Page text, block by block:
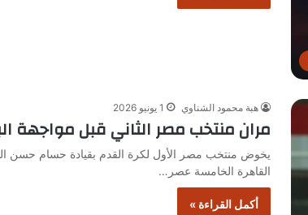
هبة محمود الشناوي 1 يونيو 2026
مران منتخب مصر الثاني قبل مواجهة
يخوض منتخب مصر الأول لكرة القدم بقيادة حسام حسن
القاهرة الخامسة عصر…
أكمل القراءة »